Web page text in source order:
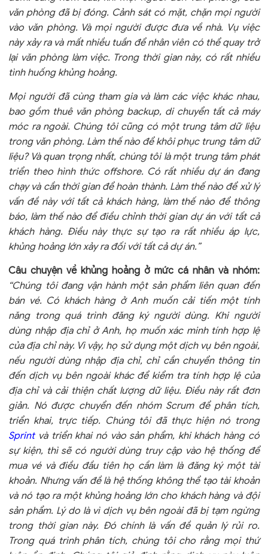
văn phòng đã bị đóng. Cảnh sát có mặt, chặn mọi người
vào văn phòng. Và mọi người được đưa về nhà. Vụ việc
này xảy ra và mất nhiều tuần để nhân viên có thể quay trở
lại văn phòng làm việc. Trong thời gian này, có rất nhiều
tình huống khủng hoảng.
Mọi người đã cùng tham gia và làm các việc khác nhau,
bao gồm thuê văn phòng backup, di chuyển tất cả máy
móc ra ngoài. Chúng tôi cũng có một trung tâm dữ liệu
trong văn phòng. Làm thế nào để khôi phục trung tâm dữ
liệu? Và quan trọng nhất, chúng tôi là một trung tâm phát
triển theo hình thức offshore. Có rất nhiều dự án đang
chạy và cần thời gian để hoàn thành. Làm thế nào để xử lý
vấn đề này với tất cả khách hàng, làm thế nào để thông
báo, làm thế nào để điều chỉnh thời gian dự án với tất cả
khách hàng. Điều này thực sự tạo ra rất nhiều áp lực,
khủng hoảng lớn xảy ra đối với tất cả dự án.”
Câu chuyện về khủng hoảng ở mức cá nhân và nhóm:
“Chúng tôi đang vận hành một sản phẩm liên quan đến
bán vé. Có khách hàng ở Anh muốn cải tiến một tính
năng trong quá trình đăng ký người dùng. Khi người
dùng nhập địa chỉ ở Anh, họ muốn xác minh tính hợp lệ
của địa chỉ này. Vì vậy, họ sử dụng một dịch vụ bên ngoài,
nếu người dùng nhập địa chỉ, chỉ cần chuyển thông tin
đến dịch vụ bên ngoài khác để kiểm tra tính hợp lệ của
địa chỉ và cải thiện chất lượng dữ liệu. Điều này rất đơn
giản. Nó được chuyển đến nhóm Scrum để phân tích,
triển khai, trực tiếp. Chúng tôi đã thực hiện nó trong
Sprint và triển khai nó vào sản phẩm, khi khách hàng có
sự kiện, thì sẽ có người dùng truy cập vào hệ thống để
mua vé và điều đầu tiên họ cần làm là đăng ký một tài
khoản. Nhưng vấn đề là hệ thống không thể tạo tài khoản
và nó tạo ra một khủng hoảng lớn cho khách hàng và đội
sản phẩm. Lý do là vì dịch vụ bên ngoài đã bị tạm ngừng
trong thời gian này. Đó chính là vấn đề quản lý rủi ro.
Trong quá trình phân tích, chúng tôi cho rằng mọi thứ